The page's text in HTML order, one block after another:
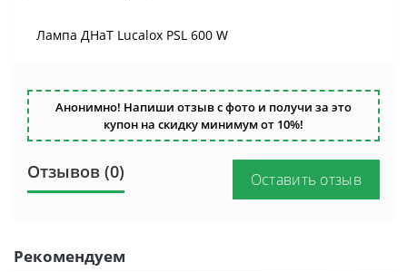
Лампа ДНаТ Lucalox PSL 600 W
Анонимно! Напиши отзыв с фото и получи за это
купон на скидку минимум от 10%!
Отзывов (0) Оставить отзыв
Рекомендуем